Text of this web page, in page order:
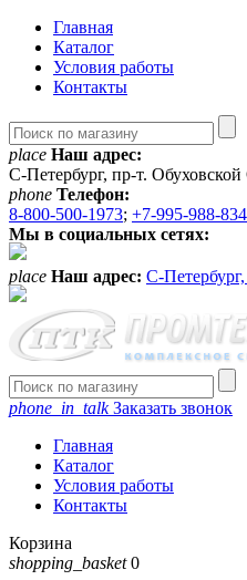
Главная
Каталог
Условия работы
Контакты
place Наш адрес:
С-Петербург, пр-т.
phone Телефон:
8-800-500-1973; +7-995-988-
Мы в социальных сетях:
place Наш адрес: С-
phone_in_talkЗаказать звонок
Главная
Каталог
Условия работы
Контакты
Корзина
shopping_basket 0